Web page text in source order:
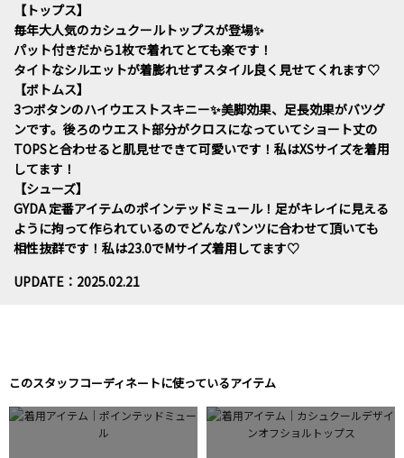
【トップス】
毎年大人気のカシュクールトップスが登場✨
パット付きだから1枚で着れてとても楽です！
タイトなシルエットが着膨れせずスタイル良く見せてくれます♡
【ボトムス】
3つボタンのハイウエストスキニー✨美脚効果、足長効果がバツグ
ンです。後ろのウエスト部分がクロスになっていてショート丈の
TOPSと合わせると肌見せできて可愛いです！私はXSサイズを着用
してます！
【シューズ】
GYDA 定番アイテムのポインテッドミュール！足がキレイに見える
ように拘って作られているのでどんなパンツに合わせて頂いても
相性抜群です！私は23.0でMサイズ着用してます♡
UPDATE：2025.02.21
このスタッフコーディネートに使っているアイテム